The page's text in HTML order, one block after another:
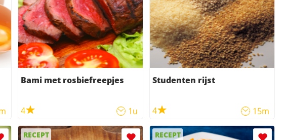
Bami met rosbiefreepjes
4 1u
Studenten rijst
4 15m
RECEPT RECEPT